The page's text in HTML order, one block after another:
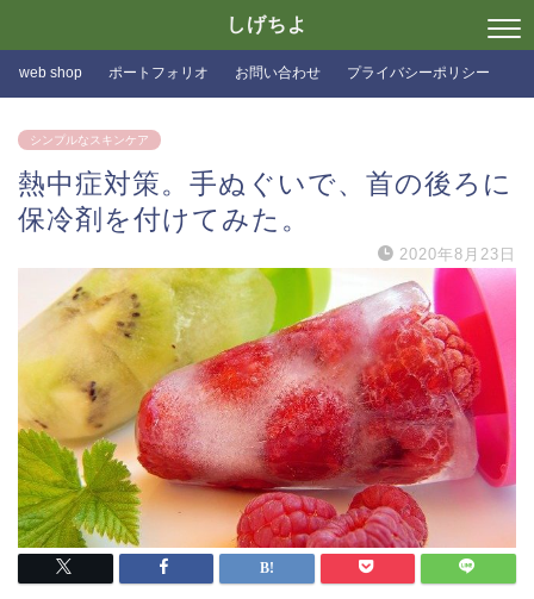
しげちよ
web shop ポートフォリオ お問い合わせ プライバシーポリシー
シンプルなスキンケア
熱中症対策。手ぬぐいで、首の後ろに
保冷剤を付けてみた。
2020年8月23日